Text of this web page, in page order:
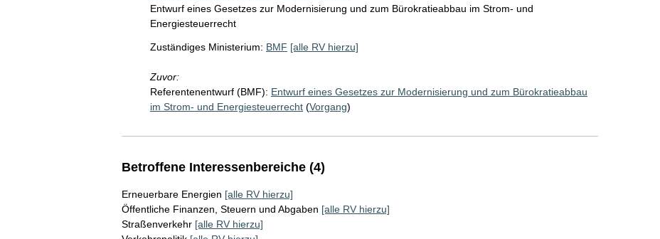
Entwurf eines Gesetzes zur Modernisierung und zum Bürokratieabbau im Strom- und
Energiesteuerrecht
Zuständiges Ministerium: BMF [alle RV hierzu]
Zuvor:
Referentenentwurf (BMF): Entwurf eines Gesetzes zur Modernisierung und zum Bürokratieabbau
im Strom- und Energiesteuerrecht(Vorgang)
Betroffene Interessenbereiche (4)
Erneuerbare Energien [alle RV hierzu]
Öffentliche Finanzen, Steuern und Abgaben [alle RV hierzu]
Straßenverkehr [alle RV hierzu]